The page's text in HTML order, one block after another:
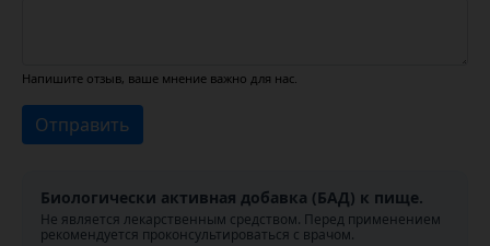
Напишите отзыв, ваше мнение важно для нас.
Отправить
Биологически активная добавка (БАД) к пище.
Не является лекарственным средством. Перед применением
рекомендуется проконсультироваться с врачом.